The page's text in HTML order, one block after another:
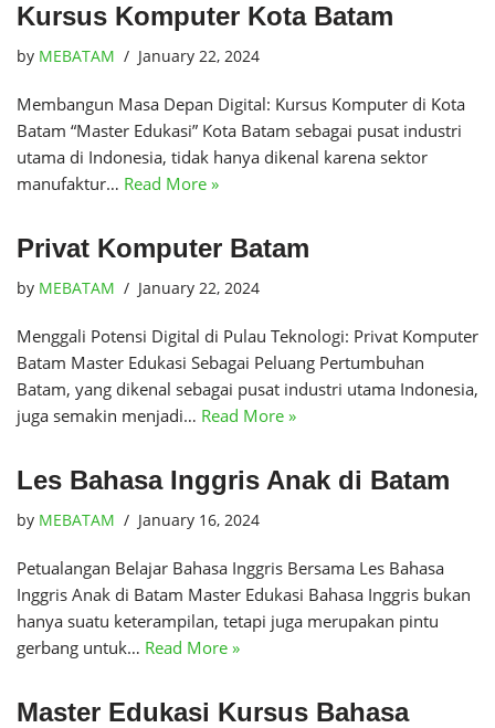
Kursus Komputer Kota Batam
by MEBATAM January 22, 2024
Membangun Masa Depan Digital: Kursus Komputer di Kota
Batam “Master Edukasi” Kota Batam sebagai pusat industri
utama di Indonesia, tidak hanya dikenal karena sektor
manufaktur… Read More »
Privat Komputer Batam
by MEBATAM January 22, 2024
Menggali Potensi Digital di Pulau Teknologi: Privat Komputer
Batam Master Edukasi Sebagai Peluang Pertumbuhan
Batam, yang dikenal sebagai pusat industri utama Indonesia,
juga semakin menjadi… Read More »
Les Bahasa Inggris Anak di Batam
by MEBATAM January 16, 2024
Petualangan Belajar Bahasa Inggris Bersama Les Bahasa
Inggris Anak di Batam Master Edukasi Bahasa Inggris bukan
hanya suatu keterampilan, tetapi juga merupakan pintu
gerbang untuk… Read More »
Master Edukasi Kursus Bahasa